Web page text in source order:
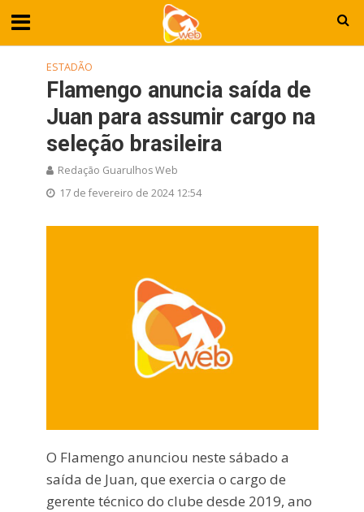
ESTADÃO
Flamengo anuncia saída de
Juan para assumir cargo na
seleção brasileira
Redação Guarulhos Web
17 de fevereiro de 2024 12:54
O Flamengo anunciou neste sábado a
saída de Juan, que exercia o cargo de
gerente técnico do clube desde 2019, ano